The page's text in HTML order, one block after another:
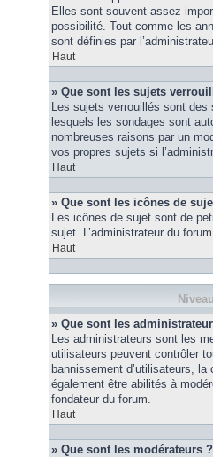
Elles sont souvent assez
possibilité. Tout comme les
sont définies par
Haut
» Que sont les sujets
Les sujets verrouillés sont
lesquels les sondages sont
nombreuses raisons par un
vos propres sujets si
Haut
» Que sont les icônes de
Les icônes de sujet sont de
sujet. L’administrateur du
Haut
» Que sont les
Les administrateurs sont les
utilisateurs peuvent contrôler
bannissement d’utilisateurs,
également être abilités à
fondateur du forum.
Haut
» Que sont les modérateurs ?